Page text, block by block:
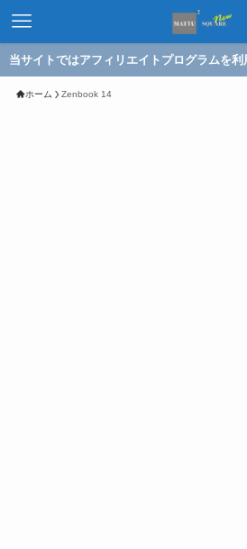
当サイトではアフィリエイトプログラムを
ホーム Zenbook 14